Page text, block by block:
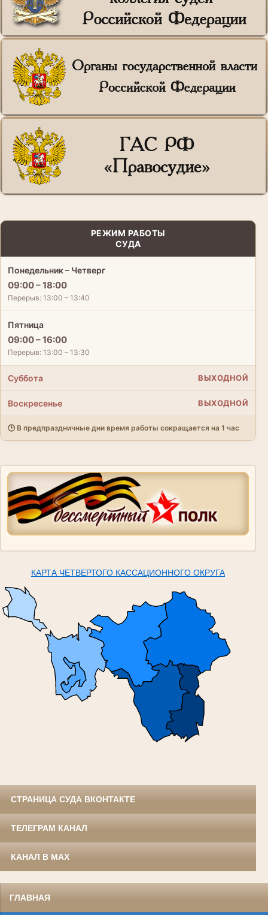
РЕЖИМ РАБОТЫ
СУДА
Понедельник – Четверг
09:00 – 18:00
Перерыв: 13:00 – 13:40
Пятница
09:00 – 16:00
Перерыв: 13:00 – 13:30
Суббота ВЫХОДНОЙ
Воскресенье ВЫХОДНОЙ
🕒 В предпраздничные дни время работы сокращается на 1 час
КАРТА ЧЕТВЕРТОГО КАССАЦИОННОГО ОКРУГА
СТРАНИЦА СУДА ВКОНТАКТЕ
ТЕЛЕГРАМ КАНАЛ
КАНАЛ В MAX
ГЛАВНАЯ